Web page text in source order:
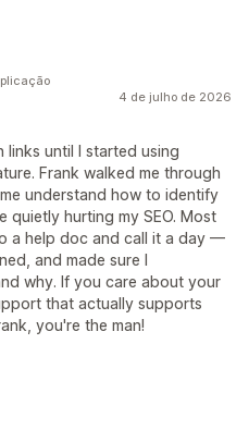
4 de julho de 2026
links until I started using
Frank walked me through
understand how to identify
quietly hurting my SEO. Most
a help doc and call it a day —
and made sure I
why. If you care about your
that actually supports
you're the man!